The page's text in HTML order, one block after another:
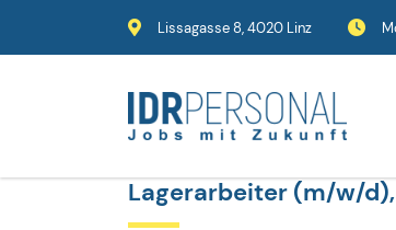
Lissagasse 8, 4020 Linz
Lagerarbeiter (m/w/